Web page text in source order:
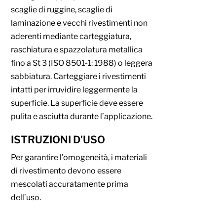
scaglie di ruggine, scaglie di
laminazione e vecchi rivestimenti non
aderenti mediante carteggiatura,
raschiatura e spazzolatura metallica
fino a St 3 (ISO 8501-1: 1988) o leggera
sabbiatura. Carteggiare i rivestimenti
intatti per irruvidire leggermente la
superficie. La superficie deve essere
pulita e asciutta durante l’applicazione.
ISTRUZIONI D’USO
Per garantire l’omogeneità, i materiali
di rivestimento devono essere
mescolati accuratamente prima
dell’uso.